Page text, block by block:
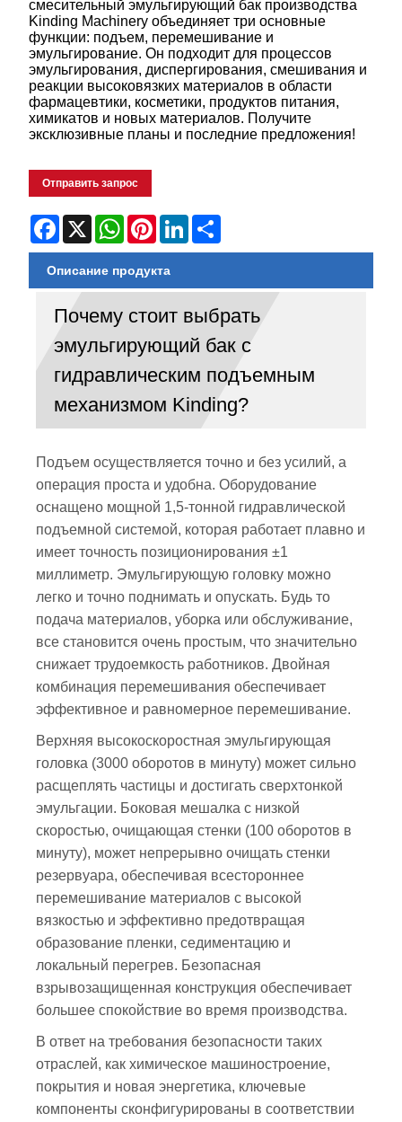
смесительный эмульгирующий бак производства
Kinding Machinery объединяет три основные
функции: подъем, перемешивание и
эмульгирование. Он подходит для процессов
эмульгирования, диспергирования, смешивания и
реакции высоковязких материалов в области
фармацевтики, косметики, продуктов питания,
химикатов и новых материалов. Получите
эксклюзивные планы и последние предложения!
Отправить запрос
Facebook
X WhatsApp
PinterestLinkedIn
Описание продукта
Почему стоит выбрать
эмульгирующий бак с
гидравлическим подъемным
механизмом Kinding?
Подъем осуществляется точно и без усилий, а
операция проста и удобна. Оборудование
оснащено мощной 1,5-тонной гидравлической
подъемной системой, которая работает плавно и
имеет точность позиционирования ±1
миллиметр. Эмульгирующую головку можно
легко и точно поднимать и опускать. Будь то
подача материалов, уборка или обслуживание,
все становится очень простым, что значительно
снижает трудоемкость работников. Двойная
комбинация перемешивания обеспечивает
эффективное и равномерное перемешивание.
Верхняя высокоскоростная эмульгирующая
головка (3000 оборотов в минуту) может сильно
расщеплять частицы и достигать сверхтонкой
эмульгации. Боковая мешалка с низкой
скоростью, очищающая стенки (100 оборотов в
минуту), может непрерывно очищать стенки
резервуара, обеспечивая всестороннее
перемешивание материалов с высокой
вязкостью и эффективно предотвращая
образование пленки, седиментацию и
локальный перегрев. Безопасная
взрывозащищенная конструкция обеспечивает
большее спокойствие во время производства.
В ответ на требования безопасности таких
отраслей, как химическое машиностроение,
покрытия и новая энергетика, ключевые
компоненты сконфигурированы в соответствии